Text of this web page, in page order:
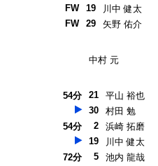
FW
19
川中 健太
FW
29 矢野 佑介
中村 元
54分 21
平山 裕也
30
村田 勉
54分
2
浜崎 拓磨
19
川中 健太
72分
5
池内 龍哉